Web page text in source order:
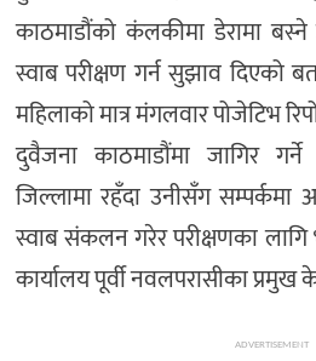
काठमाडौंको कंलकीमा डेरामा
स्वाब परीक्षण गर्न सुझाव दिएको
महिलाको मात्र मंगलवार पोजेटिभ
दुवैजना काठमाडौंमा जागिर
जिल्लामा रहँदा उनीसँग
स्वाब संकलन गरेर परीक्षणका लागि
कार्यालय पूर्वी नवलपरासीका
ADVERTISEMENT